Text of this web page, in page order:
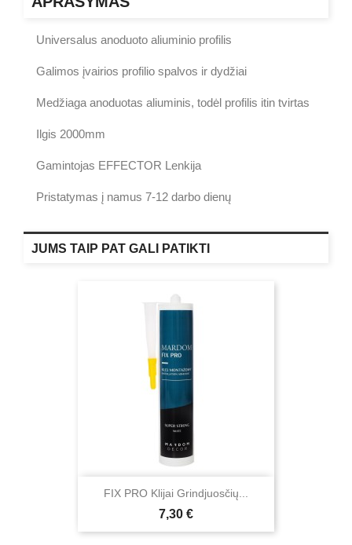
Universalus anoduoto aliuminio profilis
Galimos įvairios profilio spalvos ir dydžiai
Medžiaga anoduotas aliuminis, todėl profilis itin tvirtas
Ilgis 2000mm
Gamintojas EFFECTOR Lenkija
Pristatymas į namus 7-12 darbo dienų
JUMS TAIP PAT GALI PATIKTI
FIX PRO Klijai Grindjuosčių...
Kaina
7,30 €